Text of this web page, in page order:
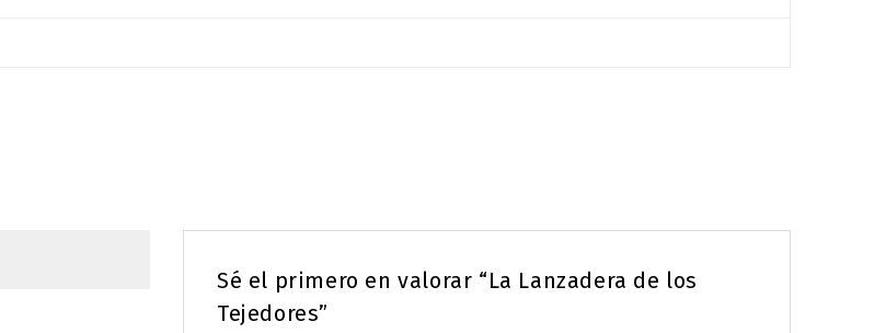
Sé el primero en valorar “La Lanzadera de los
Tejedores”